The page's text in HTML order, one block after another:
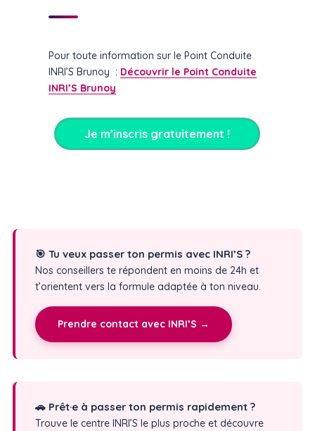
Pour toute information sur le Point Conduite
INRI’S Brunoy : Découvrir le Point Conduite
INRI’S Brunoy
Je m’inscris gratuitement !
🎯 Tu veux passer ton permis avec INRI’S ?
Nos conseillers te répondent en moins de 24h et
t’orientent vers la formule adaptée à ton niveau.
Prendre contact avec INRI’S →
🚗 Prêt·e à passer ton permis rapidement ?
Trouve le centre INRI’S le plus proche et découvre